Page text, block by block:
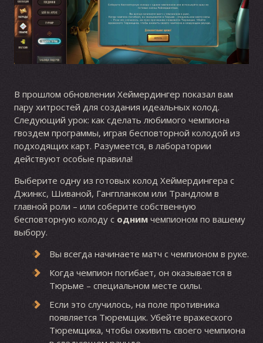
В прошлом обновлении Хеймердингер показал вам
пару хитростей для создания идеальных колод.
Следующий урок: как сделать любимого чемпиона
гвоздем программы, играя бесповторной колодой из
подходящих карт. Разумеется, в лаборатории
действуют особые правила!
Выберите одну из готовых колод Хеймердингера с
Джинкс, Шиваной, Гангпланком или Трандлом в
главной роли – или соберите собственную
бесповторную колоду с однимчемпионом по вашему
выбору.
Вы всегда начинаете матч с чемпионом в руке.
Когда чемпион погибает, он оказывается в
Тюрьме – специальном месте силы.
Если это случилось, на поле противника
появляется Тюремщик. Убейте вражеского
Тюремщика, чтобы оживить своего чемпиона